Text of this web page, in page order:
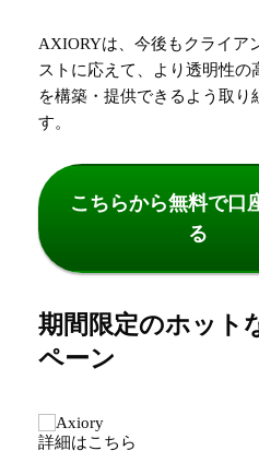
AXIORYは、今後もクライア
ストに応えて、より透明性の
を構築・提供できるよう取り
す。
こちらから無料で口
る
期間限定のホット
ペーン
詳細はこちら